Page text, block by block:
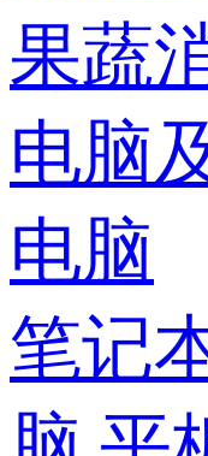
果蔬
电脑
电脑
笔记